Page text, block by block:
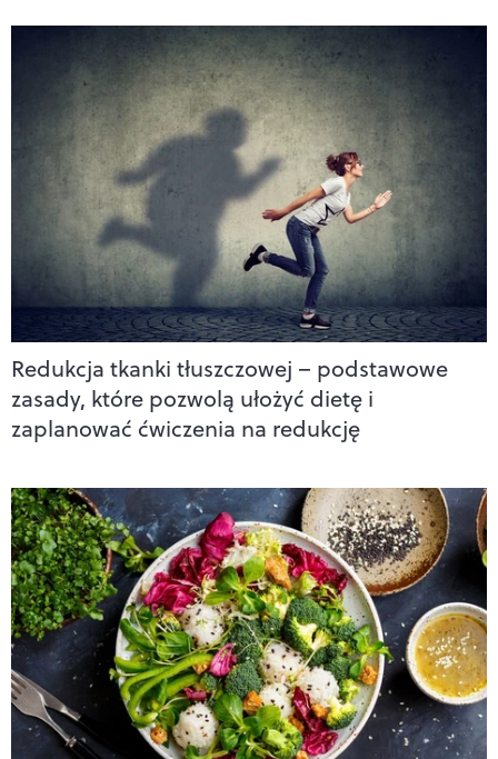
Redukcja tkanki tłuszczowej – podstawowe
zasady, które pozwolą ułożyć dietę i
zaplanować ćwiczenia na redukcję